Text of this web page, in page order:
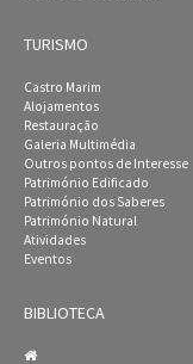
TURISMO
Castro Marim
Alojamentos
Restauração
Galeria Multimédia
Outros pontos de Interesse
Património Edificado
Património dos Saberes
Património Natural
Atividades
Eventos
BIBLIOTECA